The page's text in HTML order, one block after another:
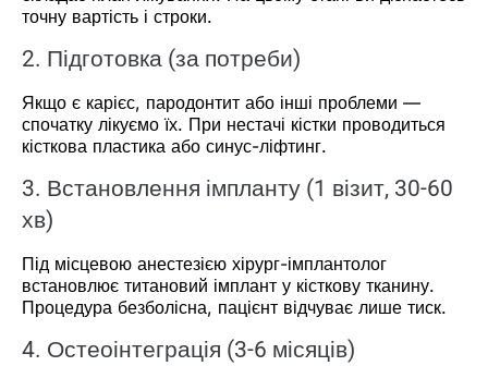
точну вартість і строки.
2. Підготовка (за потреби)
Якщо є карієс, пародонтит або інші проблеми —
спочатку лікуємо їх. При нестачі кістки проводиться
кісткова пластика або синус-ліфтинг.
3. Встановлення імпланту (1 візит, 30-60
хв)
Під місцевою анестезією хірург-імплантолог
встановлює титановий імплант у кісткову тканину.
Процедура безболісна, пацієнт відчуває лише тиск.
4. Остеоінтеграція (3-6 місяців)